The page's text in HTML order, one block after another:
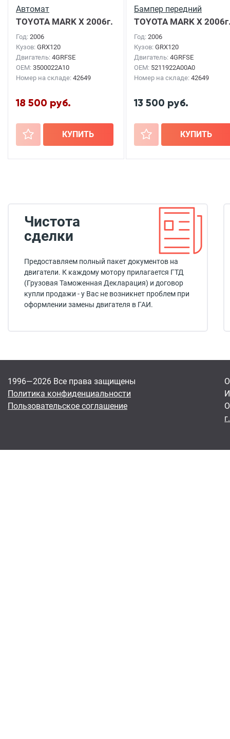
Автомат
TOYOTA MARK X 2006г.
Год: 2006
Кузов: GRX120
Двигатель: 4GRFSE
OEM: 3500022A10
Номер на складе: 42649
18 500 руб.
+ КУПИТЬ
Бампер передний
TOYOTA MARK X
Год: 2006
Кузов: GRX120
Двигатель: 4GRFSE
OEM: 5211922A00A0
Номер на складе: 42649
13 500 руб.
+ КУПИТЬ
Чистота
сделки
Предоставляем полный пакет документов на
двигатели. К каждому мотору прилагается ГТД
(Грузовая Таможенная Декларация) и договор
купли продажи - у Вас не возникнет проблем при
оформлении замены двигателя в ГАИ.
1996—2026 Все права защищены
Политика конфиденциальности
Пользовательское соглашение